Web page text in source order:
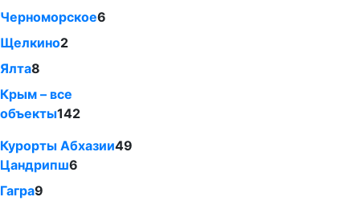
Черноморское6
Щелкино2
Ялта8
Крым – все
объекты142
Курорты Абхазии49
Цандрипш6
Гагра9